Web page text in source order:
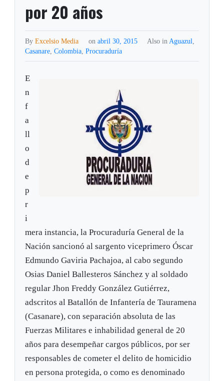
por 20 años
ByExcelsio Media on abril 30, 2015 Also inAguazul,
Casanare,Colombia,Procuraduría
E
n
f
a
ll
o
d
e
p
r
i
mera instancia, la Procuraduría General de la
Nación sancionó al sargento viceprimero Óscar
Edmundo Gaviria Pachajoa, al cabo segundo
Osias Daniel Ballesteros Sánchez y al soldado
regular Jhon Freddy González Gutiérrez,
adscritos al Batallón de Infantería de Tauramena
(Casanare), con separación absoluta de las
Fuerzas Militares e inhabilidad general de 20
años para desempeñar cargos públicos, por ser
responsables de cometer el delito de homicidio
en persona protegida, o como es denominado